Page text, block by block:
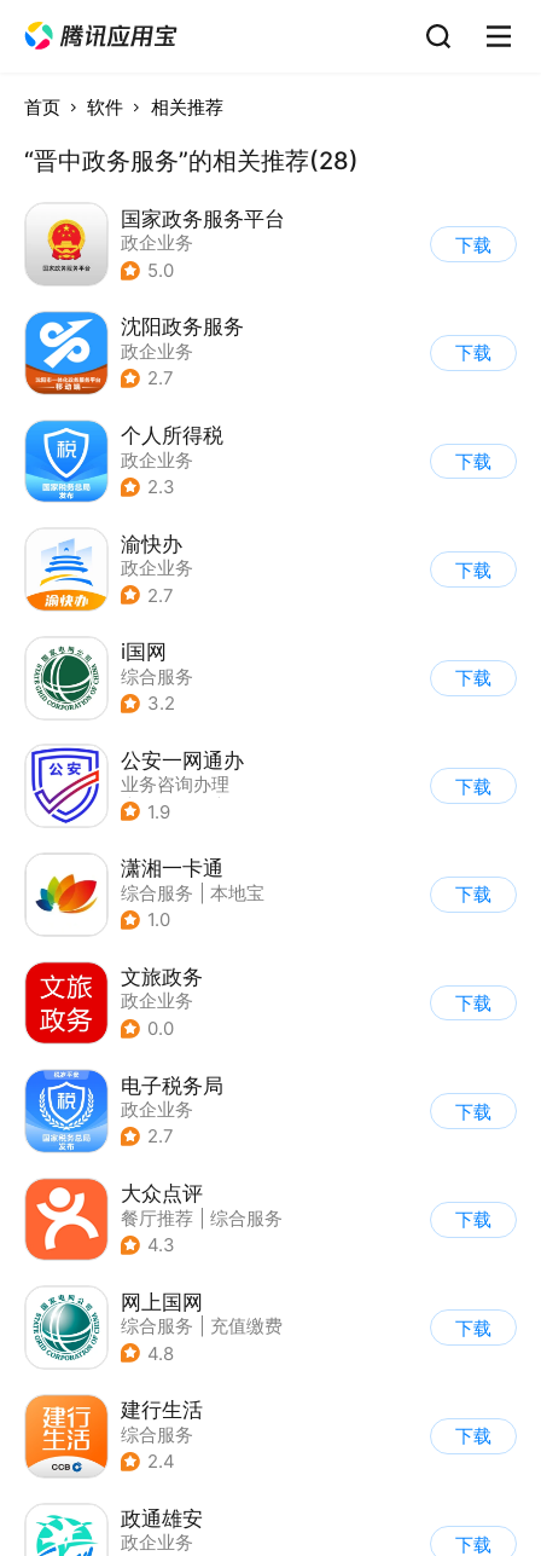
首页 软件 相关推荐
“晋中政务服务”的相关推荐(28)
国家政务服务平台
政企业务
5.0
下载
沈阳政务服务
政企业务
2.7
下载
个人所得税
政企业务
2.3
下载
渝快办
政企业务
2.7
下载
i国网
综合服务
3.2
下载
公安一网通办
业务咨询办理
| 政企业务
1.9
下载
潇湘一卡通
综合服务
本地宝
1.0
下载
文旅政务
政企业务
0.0
下载
电子税务局
政企业务
2.7
下载
大众点评
餐厅推荐
综合服务
4.3
下载
网上国网
综合服务
充值缴费
4.8
下载
建行生活
综合服务
2.4
下载
政通雄安
政企业务
下载